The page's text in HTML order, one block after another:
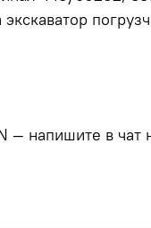
напишите в чат